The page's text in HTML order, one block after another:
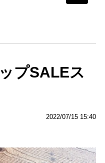
プSALEス
2022/07/15 15:40